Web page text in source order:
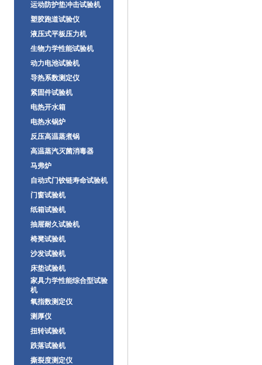
运动防护垫冲击试验机
塑胶跑道试验仪
液压式平板压力机
生物力学性能试验机
动力电池试验机
导热系数测定仪
紧固件试验机
电热开水箱
电热水锅炉
反压高温蒸煮锅
高温蒸汽灭菌消毒器
马弗炉
自动式门铰链寿命试验机
门窗试验机
纸箱试验机
抽屉耐久试验机
椅凳试验机
沙发试验机
床垫试验机
家具力学性能综合型试验
机
氧指数测定仪
测厚仪
扭转试验机
跌落试验机
撕裂度测定仪